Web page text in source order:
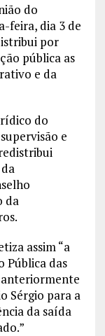
do
feira, dia 3 de
por
pública as
e da
do
e
da
assim “a
Pública das
Sérgio para a
da saída